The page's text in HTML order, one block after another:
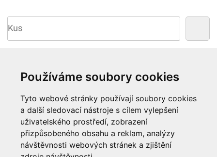
Používáme soubory cookies
Tyto webové stránky používají soubory cookies
a další sledovací nástroje s cílem vylepšení
uživatelského prostředí, zobrazení
přizpůsobeného obsahu a reklam, analýzy
návštěvnosti webových stránek a zjištění
Trefferanzahl:
24
48 96
Anzahl Produkte: 8